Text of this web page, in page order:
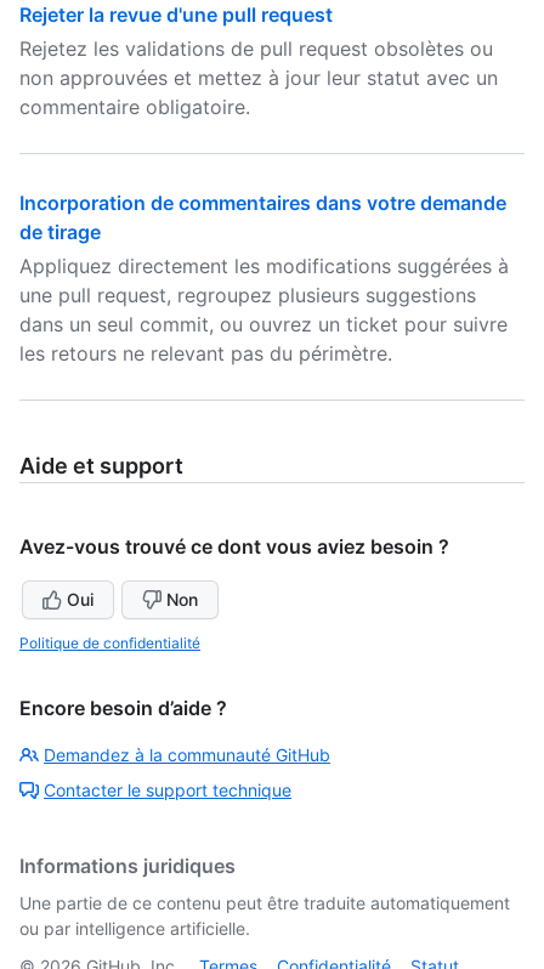
Rejeter la revue d'une pull request
Rejetez les validations de pull request obsolètes ou
non approuvées et mettez à jour leur statut avec un
commentaire obligatoire.
Incorporation de commentaires dans votre demande
de tirage
Appliquez directement les modifications suggérées à
une pull request, regroupez plusieurs suggestions
dans un seul commit, ou ouvrez un ticket pour suivre
les retours ne relevant pas du périmètre.
Aide et support
Avez-vous trouvé ce dont vous aviez besoin ?
Oui Non
Politique de confidentialité
Encore besoin d’aide ?
Demandez à la communauté GitHub
Contacter le support technique
Informations juridiques
Une partie de ce contenu peut être traduite automatiquement
ou par intelligence artificielle.